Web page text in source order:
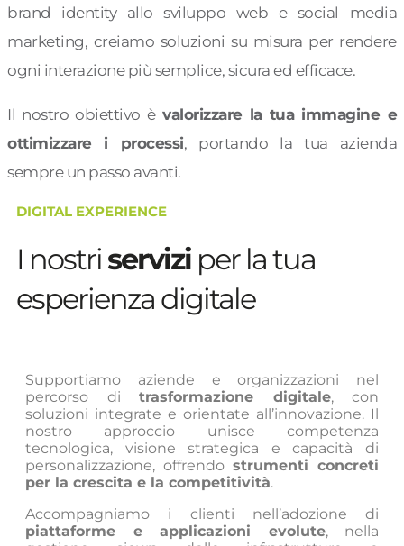
brand identity allo sviluppo web e social media
marketing, creiamo soluzioni su misura per rendere
ogni interazione più semplice, sicura ed efficace.
Il nostro obiettivo èvalorizzare la tua immagine e
ottimizzare i processi, portando la tua azienda
sempre un passo avanti.
DIGITAL EXPERIENCE
I nostriservizi per la tua
esperienza digitale
Supportiamo aziende e organizzazioni nel
percorso di trasformazione digitale, con
soluzioni integrate e orientate all’innovazione. Il
nostro approccio unisce competenza
tecnologica, visione strategica e capacità di
personalizzazione, offrendo strumenti concreti
per la crescita e la competitività.
Accompagniamo i clienti nell’adozione di
piattaforme e applicazioni evolute, nella